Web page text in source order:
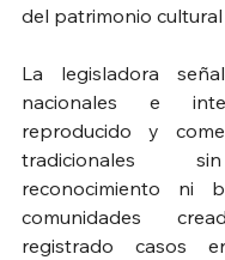
del patrimonio
La legisladora
nacionales e
reproducido y
tradicionales
reconocimiento ni
comunidades
registrado casos